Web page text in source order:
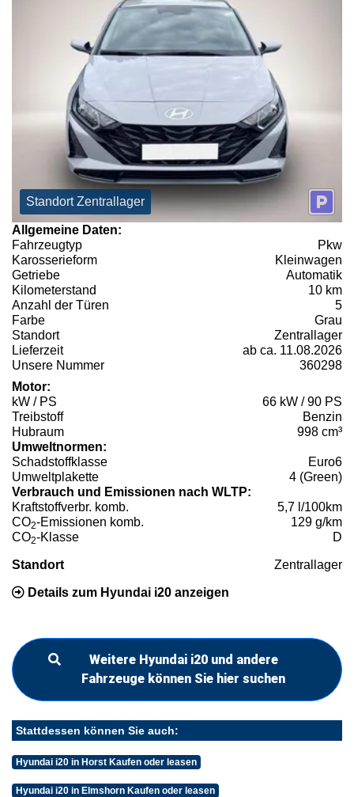
Standort Zentrallager
Allgemeine Daten:
Fahrzeugtyp
Pkw
Karosserieform
Kleinwagen
Getriebe
Automatik
Kilometerstand
10 km
Anzahl der Türen
5
Farbe
Grau
Standort
Zentrallager
Lieferzeit
ab ca. 11.08.2026
Unsere Nummer
360298
Motor:
kW / PS
66 kW / 90 PS
Treibstoff
Benzin
Hubraum
998 cm³
Umweltnormen:
Schadstoffklasse
Euro6
Umweltplakette
4 (Green)
Verbrauch und Emissionen nach WLTP:
Kraftstoffverbr. komb.
5,7 l/100km
CO2-Emissionen komb.
129 g/km
CO2-Klasse D
Standort Zentrallager
Details zum Hyundai i20 anzeigen
Weitere Hyundai i20 und andere
Fahrzeuge können Sie hier suchen
Stattdessen können Sie auch:
Hyundai i20 in Horst Kaufen oder leasen
Hyundai i20 in Elmshorn Kaufen oder leasen